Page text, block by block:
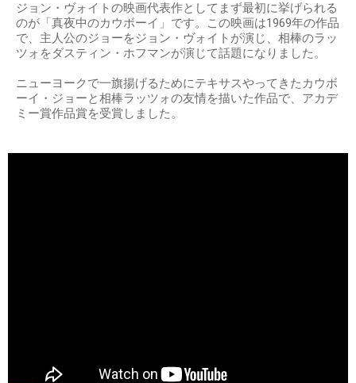
ジョン・ヴォイトの映画代表作としてまず最初に挙げられる
のが「真夜中のカウボーイ」です。この映画は1969年の作品
で、主人公のジョーをジョン・ヴォイトが演じ、相棒のラッ
ツォをダスティン・ホフマンが演じて話題になりました。
ニューヨークで一旗揚げるためにテキサスやってきたカウボ
ーイ・ジョーと相棒ラッツォの友情を描いた作品で、アカデ
ミー賞作品賞を受賞しました。